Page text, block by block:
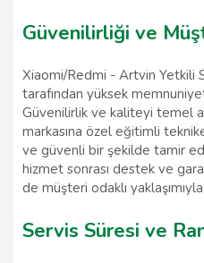
Güvenilirliği ve
Xiaomi/Redmi - Artvin Yetkili
tarafından yüksek
Güvenilirlik ve kaliteyi temel
markasına özel eğitimli
ve güvenli bir şekilde tamir
hizmet sonrası destek ve
de müşteri odaklı
Servis Süresi ve